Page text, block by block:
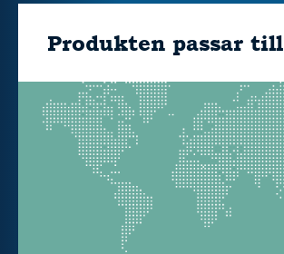
Produkten passar till